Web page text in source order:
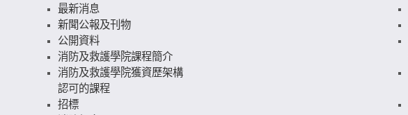
最新消息
新聞公報及刊物
公開資料
消防及救護學院課程簡介
消防及救護學院獲資歷架構
認可的課程
招標